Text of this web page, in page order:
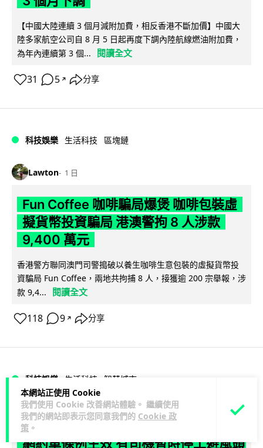
本網站正使用 Cookie
我們使用 Cookie 改善網站體驗。 繼續使用
我們的網站即表示您同意我們的 Cookie 政
策 。
【中國大陸連續 3 個月減附加費，相反香港不斷加價】中國大
陸多家航空公司自 8 月 5 日起再度下調內陸航線燃油附加費，
為年內連續第 3 個...
閱讀全文
31 5 ↗ 分享
科技娛樂 生活科技 區塊鏈
Lawton 1 日
Fun Coffee 咖啡騙局爆煲 咖啡包裝虛
擬貨幣投資騙局 港澳警拘 8 人涉款
9,400 萬元
香港警方聯同澳門司警搗破以養生咖啡生意包裝的虛擬貨幣投
資騙局 Fun Coffee，兩地共拘捕 8 人，接獲逾 200 宗舉報，涉
款 9,4...
閱讀全文
118 9 ↗ 分享
科技娛樂 生活科技 智慧城市
Lawton 1 日
網約車條例生效 有司機暫時停工避風頭